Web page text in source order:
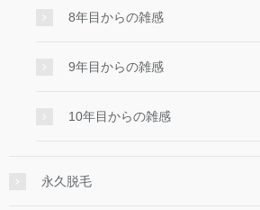
8年目からの雑感
9年目からの雑感
10年目からの雑感
永久脱毛